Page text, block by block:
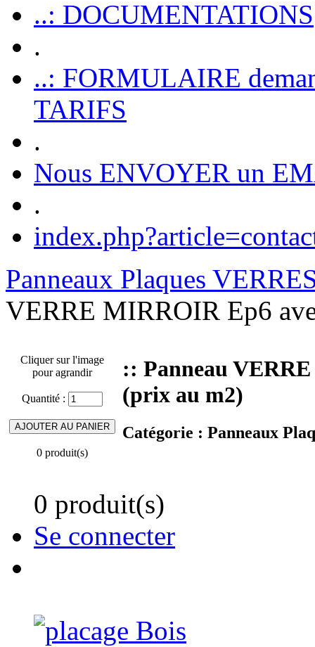
..: DOCUMENTATIONS
.
..: FORMULAIRE
TARIFS
.
Nous ENVOYER un
.
Panneaux Plaques
VERRE MIRROIR Ep6
Cliquer sur l'image
pour agrandir
Quantité :
0 produit(s)
:: Panneau
(prix au m2)
Catégorie : Panneaux
0 produit(s)
Se connecter